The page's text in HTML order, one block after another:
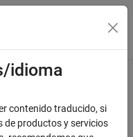
navegación
idioma
contenido traducido, si
de productos y servicios